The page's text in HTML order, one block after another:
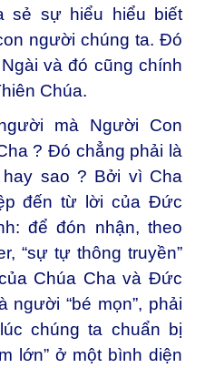
sẻ sự hiểu hiểu biết
người chúng ta. Đó
và đó cũng chính
Chúa.
mà Người Con
? Đó chẳng phải là
sao ? Bởi vì Cha
đến từ lời của Đức
để đón nhận, theo
“sự tự thông truyền”
Chúa Cha và Đức
người “bé mọn”, phải
chúng ta chuẩn bị
lớn” ở một bình diện